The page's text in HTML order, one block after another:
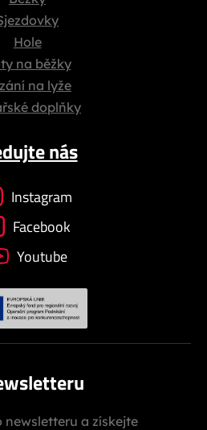
Hole
na běžky
na lyže
doplňky
nás
Instagram
Facebook
Youtube
newsletteru a získejte